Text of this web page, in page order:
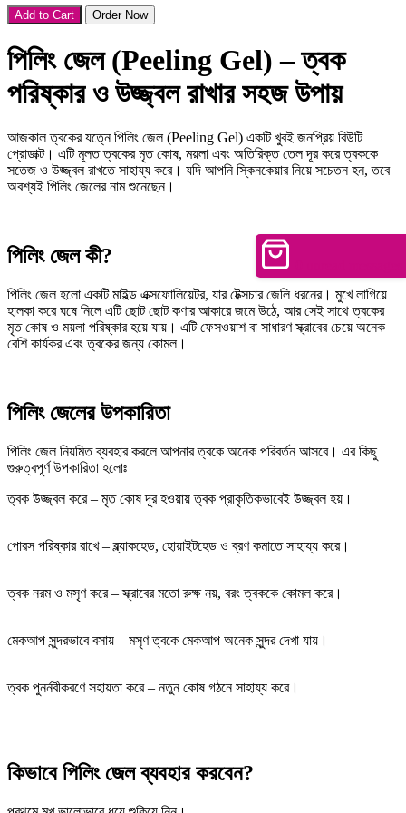
Peeling Gel
Add to Cart Order Now
পিলিং জেল (Peeling Gel) – ত্বক
পরিষ্কার ও উজ্জ্বল রাখার সহজ উপায়
আজকাল ত্বকের যত্নে পিলিং জেল (Peeling Gel) একটি খুবই জনপ্রিয় বিউটি
প্রোডাক্ট। এটি মূলত ত্বকের মৃত কোষ, ময়লা এবং অতিরিক্ত তেল দূর করে ত্বককে
সতেজ ও উজ্জ্বল রাখতে সাহায্য করে। যদি আপনি স্কিনকেয়ার নিয়ে সচেতন হন, তবে
অবশ্যই পিলিং জেলের নাম শুনেছেন।
পিলিং জেল কী?
পিলিং জেল হলো একটি মাইল্ড এক্সফোলিয়েটর, যার টেক্সচার জেলি ধরনের। মুখে লাগিয়ে
হালকা করে ঘষে নিলে এটি ছোট ছোট কণার আকারে জমে উঠে, আর সেই সাথে ত্বকের
মৃত কোষ ও ময়লা পরিষ্কার হয়ে যায়। এটি ফেসওয়াশ বা সাধারণ স্ক্রাবের চেয়ে অনেক
বেশি কার্যকর এবং ত্বকের জন্য কোমল।
পিলিং জেলের উপকারিতা
পিলিং জেল নিয়মিত ব্যবহার করলে আপনার ত্বকে অনেক পরিবর্তন আসবে। এর কিছু
গুরুত্বপূর্ণ উপকারিতা হলোঃ
ত্বক উজ্জ্বল করে – মৃত কোষ দূর হওয়ায় ত্বক প্রাকৃতিকভাবেই উজ্জ্বল হয়।
পোরস পরিষ্কার রাখে – ব্ল্যাকহেড, হোয়াইটহেড ও ব্রণ কমাতে সাহায্য করে।
ত্বক নরম ও মসৃণ করে – স্ক্রাবের মতো রুক্ষ নয়, বরং ত্বককে কোমল করে।
মেকআপ সুন্দরভাবে বসায় – মসৃণ ত্বকে মেকআপ অনেক সুন্দর দেখা যায়।
ত্বক পুনর্নবীকরণে সহায়তা করে – নতুন কোষ গঠনে সাহায্য করে।
কিভাবে পিলিং জেল ব্যবহার করবেন?